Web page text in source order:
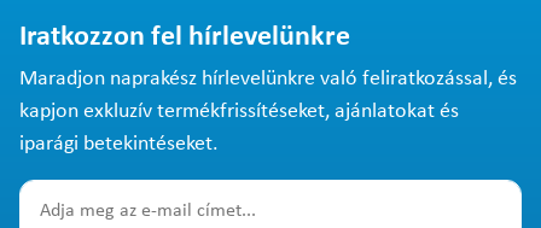
Iratkozzon fel hírlevelünkre
Maradjon naprakész hírlevelünkre való feliratkozással, és
kapjon exkluzív termékfrissítéseket, ajánlatokat és
iparági betekintéseket.